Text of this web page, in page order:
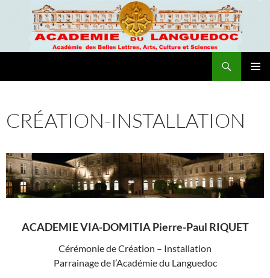
CRÉATION-INSTALLATION
ACADEMIE VIA-DOMITIA Pierre-Paul RIQUET
Cérémonie de Création – Installation
Parrainage de l’Académie du Languedoc